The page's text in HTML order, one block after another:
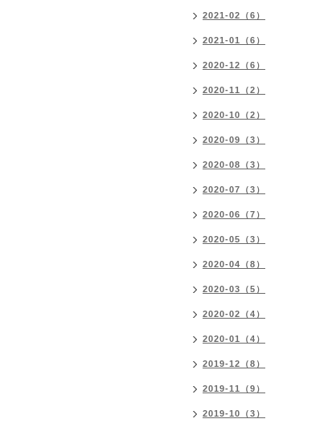
2021-02（6）
2021-01（6）
2020-12（6）
2020-11（2）
2020-10（2）
2020-09（3）
2020-08（3）
2020-07（3）
2020-06（7）
2020-05（3）
2020-04（8）
2020-03（5）
2020-02（4）
2020-01（4）
2019-12（8）
2019-11（9）
2019-10（3）